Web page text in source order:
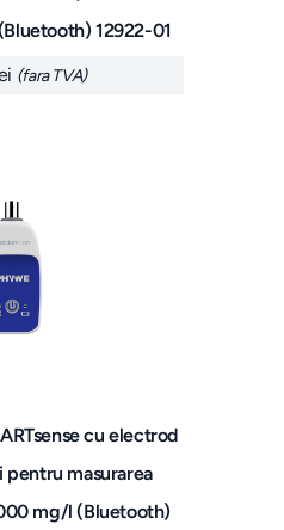
12922-01
(fara TVA)
cu electrod
pentru masurarea
mg/l (Bluetooth)